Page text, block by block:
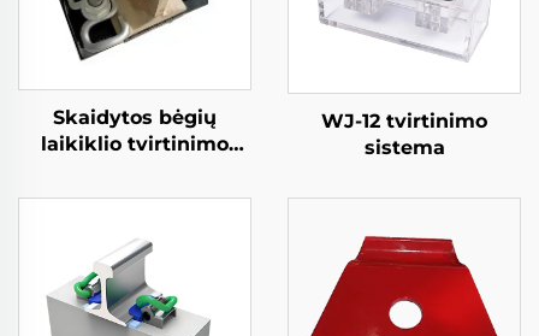
Skaidytos bėgių
laikiklio tvirtinimo
WJ-12 tvirtinimo
sistema